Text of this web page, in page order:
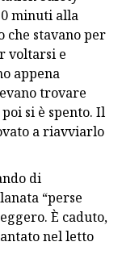
minuti alla
che stavano per
voltarsi e
appena
trovare
si è spento. Il
a riavviarlo
di
“perse
È caduto,
nel letto